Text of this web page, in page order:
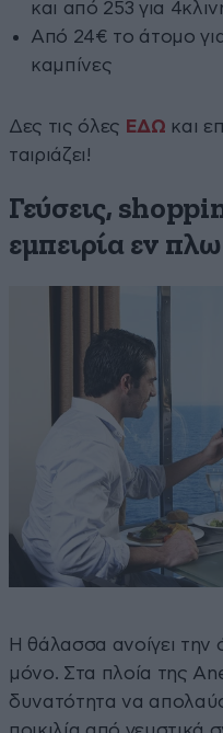
και από 253 για
Από 24€ το άτομο
καμπίνες
Δες τις όλες ΕΔΩ και
ταιριάζει!
Γεύσεις,
εμπειρία εν πλω
Η θάλασσα ανοίγει την
μόνο. Στα πλοία της
δυνατότητα να